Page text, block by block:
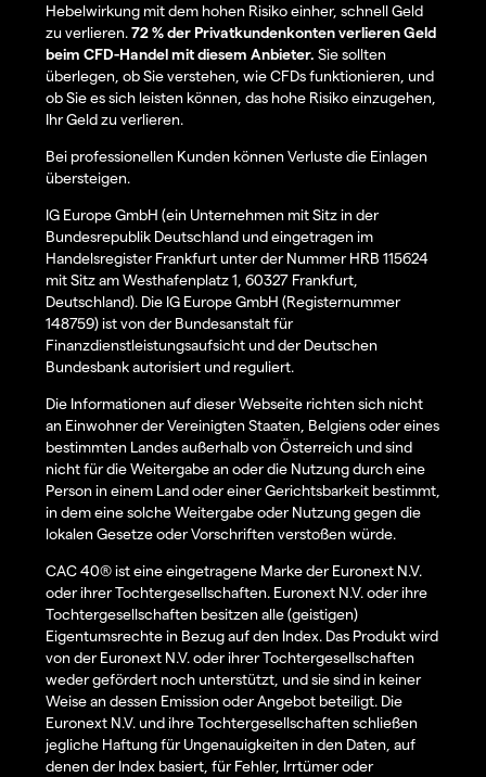
Hebelwirkung mit dem hohen Risiko einher, schnell Geld
zu verlieren.72 % der Privatkundenkonten verlieren Geld
beim CFD-Handel mit diesem Anbieter. Sie sollten
überlegen, ob Sie verstehen, wie CFDs funktionieren, und
ob Sie es sich leisten können, das hohe Risiko einzugehen,
Ihr Geld zu verlieren.
Bei professionellen Kunden können Verluste die Einlagen
übersteigen.
IG Europe GmbH (ein Unternehmen mit Sitz in der
Bundesrepublik Deutschland und eingetragen im
Handelsregister Frankfurt unter der Nummer HRB 115624
mit Sitz am Westhafenplatz 1, 60327 Frankfurt,
Deutschland). Die IG Europe GmbH (Registernummer
148759) ist von der Bundesanstalt für
Finanzdienstleistungsaufsicht und der Deutschen
Bundesbank autorisiert und reguliert.
Die Informationen auf dieser Webseite richten sich nicht
an Einwohner der Vereinigten Staaten, Belgiens oder eines
bestimmten Landes außerhalb von Österreich und sind
nicht für die Weitergabe an oder die Nutzung durch eine
Person in einem Land oder einer Gerichtsbarkeit bestimmt,
in dem eine solche Weitergabe oder Nutzung gegen die
lokalen Gesetze oder Vorschriften verstoßen würde.
CAC 40® ist eine eingetragene Marke der Euronext N.V.
oder ihrer Tochtergesellschaften. Euronext N.V. oder ihre
Tochtergesellschaften besitzen alle (geistigen)
Eigentumsrechte in Bezug auf den Index. Das Produkt wird
von der Euronext N.V. oder ihrer Tochtergesellschaften
weder gefördert noch unterstützt, und sie sind in keiner
Weise an dessen Emission oder Angebot beteiligt. Die
Euronext N.V. und ihre Tochtergesellschaften schließen
jegliche Haftung für Ungenauigkeiten in den Daten, auf
denen der Index basiert, für Fehler, Irrtümer oder